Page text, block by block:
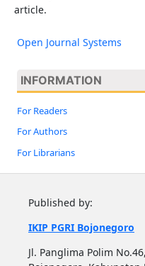
article.
Open Journal Systems
INFORMATION
For Readers
For Authors
For Librarians
Published by:
IKIP PGRI Bojonegoro
Jl. Panglima Polim